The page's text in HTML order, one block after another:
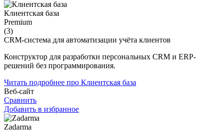
Клиентская база
Premium
(3)
CRM-система для автоматизации учёта клиентов
Конструктор для разработки персональных CRM и ERP-
решений без программирования.
Читать подробнее про Клиентская база
Веб-сайт
Сравнить
Добавить в избранное
Zadarma